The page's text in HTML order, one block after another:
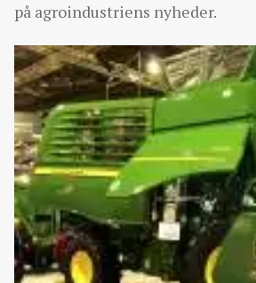
på agroindustriens nyheder.